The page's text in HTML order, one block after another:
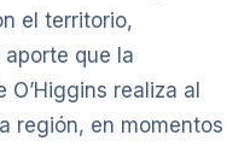
el territorio,
que la
O’Higgins realiza al
región, en momentos